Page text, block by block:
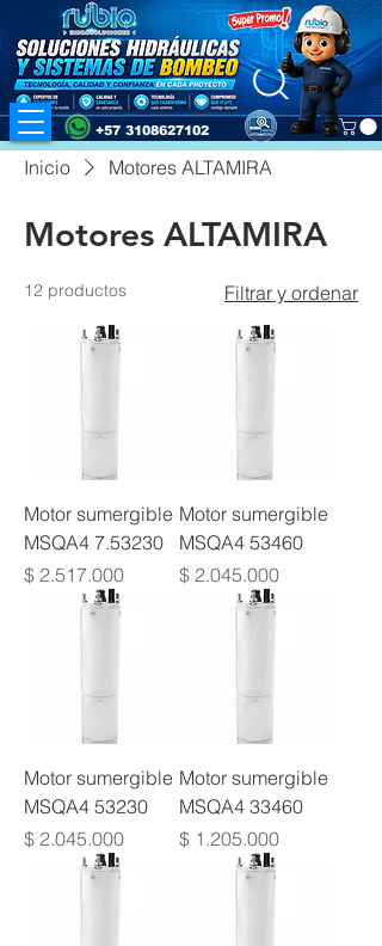
+57 3108627102
Inicio Motores ALTAMIRA
Motores ALTAMIRA
12 productos Filtrar y ordenar
Motor sumergible
MSQA4 7.53230
Precio
$ 2.517.000
Motor sumergible
MSQA4 53460
Precio
$ 2.045.000
Motor sumergible
MSQA4 53230
Precio
$ 2.045.000
Motor sumergible
MSQA4 33460
Precio
$ 1.205.000